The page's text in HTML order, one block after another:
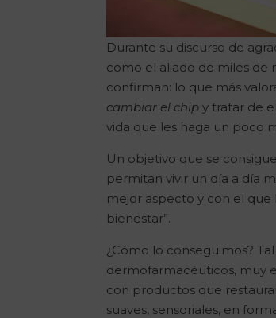
Durante su discurso de
como el aliado de miles de
confirman: lo que más
cambiar el chip y tratar de
vida que les haga un poco
Un objetivo que se
permitan vivir un día a día
mejor aspecto y con el que
bienestar”.
¿Cómo lo conseguimos?
dermofarmacéuticos, muy
con productos que
suaves, sensoriales, en